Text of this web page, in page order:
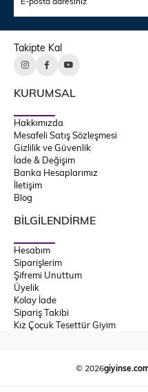
Takipte Kal
KURUMSAL
Hakkımızda
Mesafeli Satış Sözleşmesi
Gizlilik ve Güvenlik
İade & Değişim
Banka Hesaplarımız
İletişim
Blog
BİLGİLENDİRME
Hesabım
Siparişlerim
Şifremi Unuttum
Üyelik
Kolay İade
Sipariş Takibi
Kız Çocuk Tesettür Giyim
© 2026